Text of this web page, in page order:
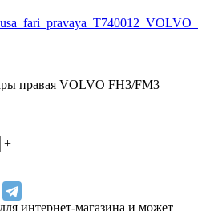
правая VOLVO FH3/FM3
+
интернет-магазина и может